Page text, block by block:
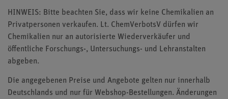
HINWEIS: Bitte beachten Sie, dass wir keine Chemikalien an
Privatpersonen verkaufen. Lt. ChemVerbotsV dürfen wir
Chemikalien nur an autorisierte Wiederverkäufer und
öffentliche Forschungs-, Untersuchungs- und Lehranstalten
abgeben.
Die angegebenen Preise und Angebote gelten nur innerhalb
Deutschlands und nur für Webshop-Bestellungen. Änderungen